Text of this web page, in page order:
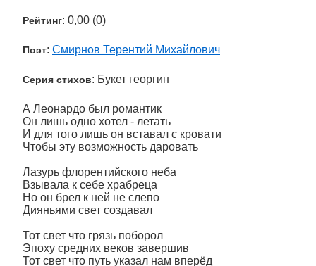
Рейтинг: 0,00 (0)
Поэт: Смирнов Терентий Михайлович
Серия стихов: Букет георгин
А Леонардо был романтик
Он лишь одно хотел - летать
И для того лишь он вставал с кровати
Чтобы эту возможность даровать
Лазурь флорентийского неба
Взывала к себе храбреца
Но он брел к ней не слепо
Дияньями свет создавал
Тот свет что грязь поборол
Эпоху средних веков завершив
Тот свет что путь указал нам вперёд